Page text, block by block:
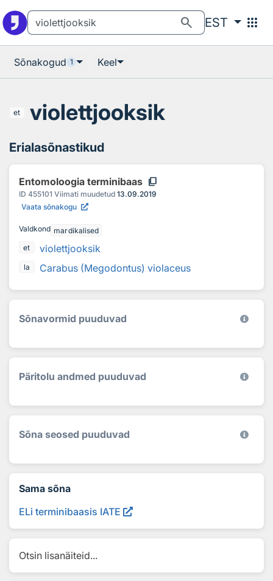
search EST apps
Sõnakogud 1 Keel
et violettjooksik
Erialasõnastikud
Entomoloogia terminibaas content_copy
ID 455101 Viimati muudetud 13.09.2019
Vaata sõnakogu
Valdkond mardikalised
et
violettjooksik
la Carabus (Megodontus) violaceus
Sõnavormid puuduvad
Päritolu andmed puuduvad
Sõna seosed puuduvad
Sama sõna
ELi terminibaasis IATE
Otsin lisanäiteid...